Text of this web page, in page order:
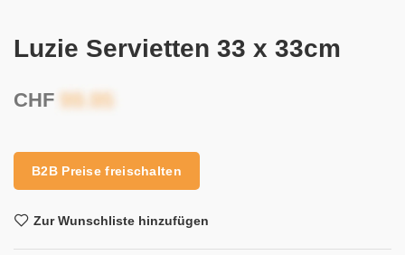
Luzie Servietten 33 x 33cm
CHF
B2B Preise freischalten
Zur Wunschliste hinzufügen